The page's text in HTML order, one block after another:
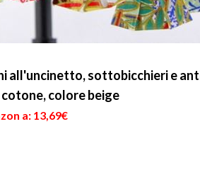
all'uncinetto, sottobicchieri e
colore beige
a: 13,69€